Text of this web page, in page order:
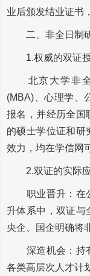
业后颁发结业证书
二、非全日制研
1.权威的双证授
北京大学非全
(MBA)、心理学、
报名，并经历全国
的硕士学位证和研
效力，均在学信网
2.双证的实际应
职业晋升：在公
升体系中，双证与
央企、国企明确将
深造机会：持有
各类高层次人才计